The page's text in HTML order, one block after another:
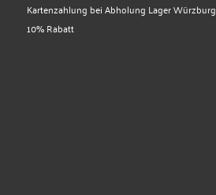
Kartenzahlung bei Abholung Lager Würzburg
10% Rabatt